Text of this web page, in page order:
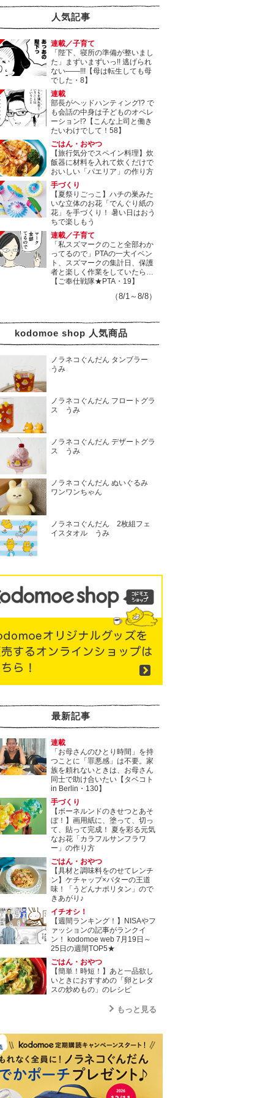
人気記事
連載／子育て
「陛下、寝所の準備が整いまし
た」まずいまずいっ!! 逃げられ
ない――!!!【母は転生しても母
でした・8】
連載
部長がヘッドハンティング!? で
も会話の中身は子どものオペレ
ーション!?【こんな上司と働き
たいわけでして！58】
ごはん・おやつ
【旅行気分でスペイン料理】炊
飯器に材料を入れて炊くだけで
おいしい「パエリア」の作り方
手づくり
【夏祭りごっこ】ハチの巣みた
いな立体のお花「でんぐり紙の
花」を手づくり！ 暑い日はおう
ちで楽しもう
連載／子育て
「私スズマークのこと全部わか
ってるので」PTAの一大イベン
ト、スズマークの集計日、保護
者と楽しく作業をしていたら…
【ご奉仕戦隊★PTA・19】
（8/1～8/8）
kodomoe shop 人気商品
ノラネコぐんだん タンブラー
うみ
ノラネコぐんだん フロートグラ
ス うみ
ノラネコぐんだん デザートグラ
ス うみ
ノラネコぐんだん ぬいぐるみ
ワンワンちゃん
ノラネコぐんだん 2枚組フェ
イスタオル うみ
最新記事
連載
「お母さんのひとり時間」を持
つことに「罪悪感」は不要。家
族を頼れないときは、お母さん
同士で助け合いたい【タベコト
in Berlin・130】
手づくり
【ボーネルンドのきせつとあそ
ぼ！】画用紙に、塗って、切っ
て、貼って完成！ 夏を彩る元気
なお花「カラフルサンフラワ
ー」の作り方
ごはん・おやつ
【具材と調味料をのせてレンチ
ン】ケチャップ×バターの王道
味！「うどんナポリタン」ので
きあがり♪
イチオシ！
【週間ランキング！】NISAやフ
ァッションの記事がランクイ
ン！ kodomoe web 7月19日～
25日の週間TOP5★
ごはん・おやつ
【簡単！時短！】あと一品欲し
いときにおすすめの「卵とレタ
スの炒めもの」のレシピ
もっと見る